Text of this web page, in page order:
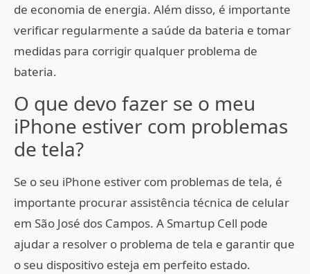
de economia de energia. Além disso, é importante
verificar regularmente a saúde da bateria e tomar
medidas para corrigir qualquer problema de
bateria.
O que devo fazer se o meu
iPhone estiver com problemas
de tela?
Se o seu iPhone estiver com problemas de tela, é
importante procurar assistência técnica de celular
em São José dos Campos. A Smartup Cell pode
ajudar a resolver o problema de tela e garantir que
o seu dispositivo esteja em perfeito estado.